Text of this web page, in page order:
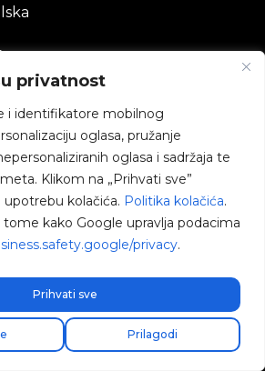
privatnost
i identifikatore mobilnog
oglasa, pružanje
oglasa i sadržaja te
Klikom na „Prihvati sve”
kolačića. Politika kolačića.
kako Google upravlja podacima
privacy.
Prilagodi
Prihvati sve